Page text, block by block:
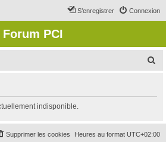
Connexion
S’enregistrer
Forum PCI
r
indisponible.
Heures au format UTC+02:00
Supprimer les cookies